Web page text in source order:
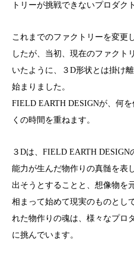
トリーが挑戦できないプロダク
これまでのファクトリーを変更
したが、当初、現在のファクト
いたように、３D形状とは掛け
始まりました。
FIELD EARTH DESIGNが、何
くの時間を重ねます。
３Dは、FIELD EARTH
能力が生んだ物作りの真髄を表
出そうとすることと、想像物を
相まって始めて現実のものとし
れた物作りの魂は、様々なプロ
に挑んでいます。